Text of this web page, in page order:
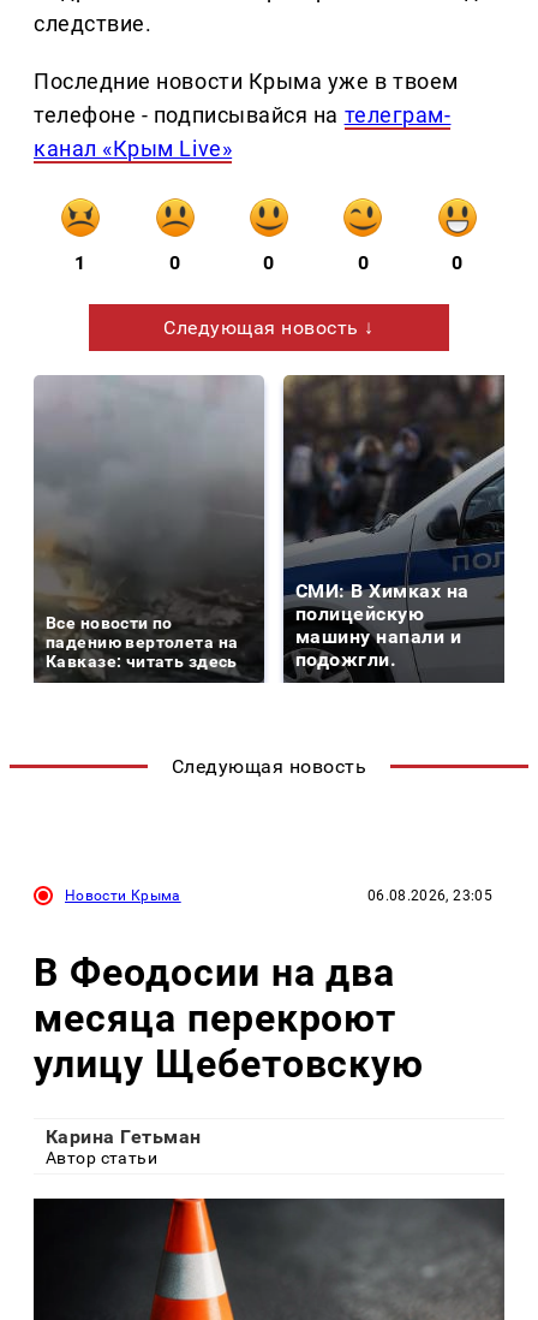
следствие.
Последние новости Крыма уже в твоем
телефоне - подписывайся на телеграм-
канал «Крым Live»
1 0 0 0 0
Следующая новость ↓
Все новости по
падению вертолета на
Кавказе: читать здесь
СМИ: В Химках на
полицейскую
машину напали и
подожгли.
Следующая новость
Новости Крыма 06.08.2026, 23:05
В Феодосии на два
месяца перекроют
улицу Щебетовскую
Карина Гетьман
Автор статьи